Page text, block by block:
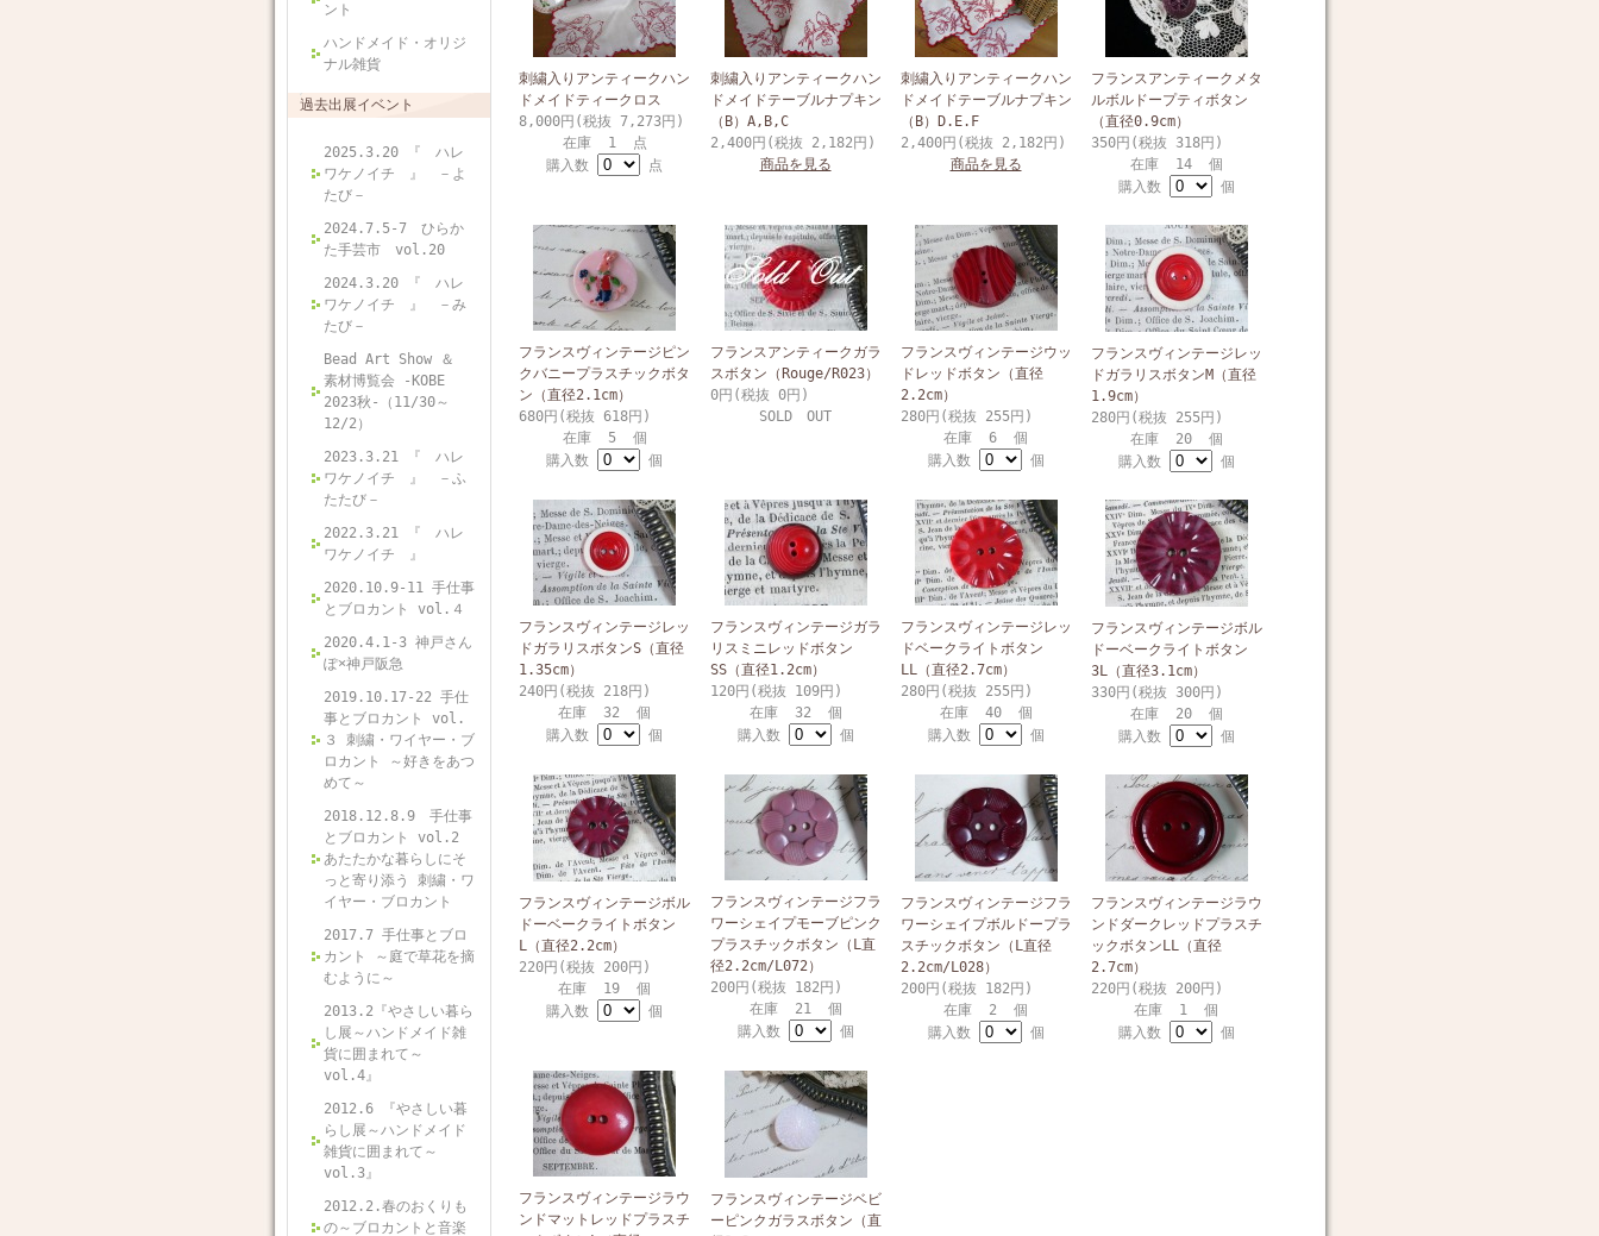
ント
ハンドメイド・オリジ
ナル雑貨
過去出展イベント
2025.3.20 『 ハレ
ワケノイチ 』 －よ
たび－
2024.7.5-7 ひらか
た手芸市 vol.20
2024.3.20 『 ハレ
ワケノイチ 』 －み
たび－
Bead Art Show ＆
素材博覧会 -KOBE
2023秋-（11/30～
12/2）
2023.3.21 『 ハレ
ワケノイチ 』 －ふ
たたび－
2022.3.21 『 ハレ
ワケノイチ 』
2020.10.9-11 手仕事
とブロカント vol.４
2020.4.1-3 神戸さん
ぽ×神戸阪急
2019.10.17-22 手仕
事とブロカント vol.
３ 刺繍・ワイヤー・ブ
ロカント ～好きをあつ
めて～
2018.12.8.9 手仕事
とブロカント vol.2
あたたかな暮らしにそ
っと寄り添う 刺繍・ワ
イヤー・ブロカント
2017.7 手仕事とブロ
カント ～庭で草花を摘
むように～
2013.2『やさしい暮ら
し展～ハンドメイド雑
貨に囲まれて～
vol.4』
2012.6 『やさしい暮
らし展～ハンドメイド
雑貨に囲まれて～
vol.3』
2012.2.春のおくりも
の～ブロカントと音楽
刺繍入りアンティークハン
ドメイドティークロス
8,000円(税抜 7,273円)
在庫 1 点
購入数
点
刺繍入りアンティークハン
ドメイドテーブルナプキン
（B）A,B,C
2,400円(税抜 2,182円)
商品を見る
刺繍入りアンティークハン
ドメイドテーブルナプキン
（B）D.E.F
2,400円(税抜 2,182円)
商品を見る
フランスアンティークメタ
ルボルドープティボタン
（直径0.9cm）
350円(税抜 318円)
在庫 14 個
購入数
個
フランスヴィンテージピン
クバニープラスチックボタ
ン（直径2.1cm）
680円(税抜 618円)
在庫 5 個
購入数
個
フランスアンティークガラ
スボタン（Rouge/R023）
0円(税抜 0円)
SOLD OUT
フランスヴィンテージウッ
ドレッドボタン（直径
2.2cm）
280円(税抜 255円)
在庫 6 個
購入数
個
フランスヴィンテージレッ
ドガラリスボタンM（直径
1.9cm）
280円(税抜 255円)
在庫 20 個
購入数
個
フランスヴィンテージレッ
ドガラリスボタンS（直径
1.35cm）
240円(税抜 218円)
在庫 32 個
購入数
個
フランスヴィンテージガラ
リスミニレッドボタン
SS（直径1.2cm）
120円(税抜 109円)
在庫 32 個
購入数
個
フランスヴィンテージレッ
ドベークライトボタン
LL（直径2.7cm）
280円(税抜 255円)
在庫 40 個
購入数
個
フランスヴィンテージボル
ドーベークライトボタン
3L（直径3.1cm）
330円(税抜 300円)
在庫 20 個
購入数
個
フランスヴィンテージボル
ドーベークライトボタン
L（直径2.2cm）
220円(税抜 200円)
在庫 19 個
購入数
個
フランスヴィンテージフラ
ワーシェイプモーブピンク
プラスチックボタン（L直
径2.2cm/L072）
200円(税抜 182円)
在庫 21 個
購入数
個
フランスヴィンテージフラ
ワーシェイプボルドープラ
スチックボタン（L直径
2.2cm/L028）
200円(税抜 182円)
在庫 2 個
購入数
個
フランスヴィンテージラウ
ンドダークレッドプラスチ
ックボタンLL（直径
2.7cm）
220円(税抜 200円)
在庫 1 個
購入数
個
フランスヴィンテージラウ
ンドマットレッドプラスチ
フランスヴィンテージベビ
ーピンクガラスボタン（直